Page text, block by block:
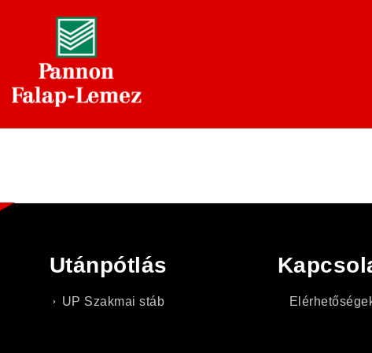
Utánpótlás
UP Szakmai stáb